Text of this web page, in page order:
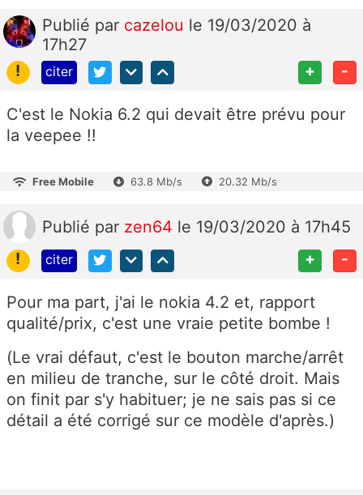
Publié par cazelou le 19/03/2020 à
17h27
!
citer + -
C'est le Nokia 6.2 qui devait être prévu pour
la veepee !!
Free Mobile 63.8 Mb/s 20.32 Mb/s
Publié par zen64 le 19/03/2020 à 17h45
!
citer + -
Pour ma part, j'ai le nokia 4.2 et, rapport
qualité/prix, c'est une vraie petite bombe !
(Le vrai défaut, c'est le bouton marche/arrêt
en milieu de tranche, sur le côté droit. Mais
on finit par s'y habituer; je ne sais pas si ce
détail a été corrigé sur ce modèle d'après.)